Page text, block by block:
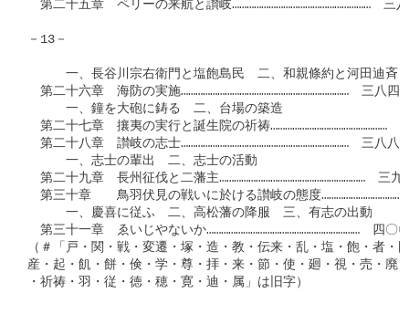
第二十五章　ペリーの来航と讃岐…………………………………………………　三
－13－
一、長谷川宗右衛門と塩飽島民　
第二十六章　海防の実施……………………………………………………………　三八四
一、鐘を大砲に鋳る　二、台場の築造
第二十七章　攘夷の実行と誕生院の祈祷…………………………………………　
第二十八章　讃岐の志士……………………………………………………………　三八八
一、志士の輩出　二、志士の活動
第二十九章　長州征伐と二藩主……………………………………………………　三九
第三十章　　鳥羽伏見の戦いに於ける讃岐の態度
一、慶喜に従ふ　二、高松藩の降服　三、有志の出動
第三十一章　ゑいじやないか………………………………………………………　四〇
（＃「戸・関・戦・変遷・塚・造・教・伝来・乱・塩・飽・者・
産・起・飢・餅・倹・学・尊・拝・来・節・使・廻・視・売・廃
・祈祷・羽・従・徳・穂・寛・迪・属」は旧字）